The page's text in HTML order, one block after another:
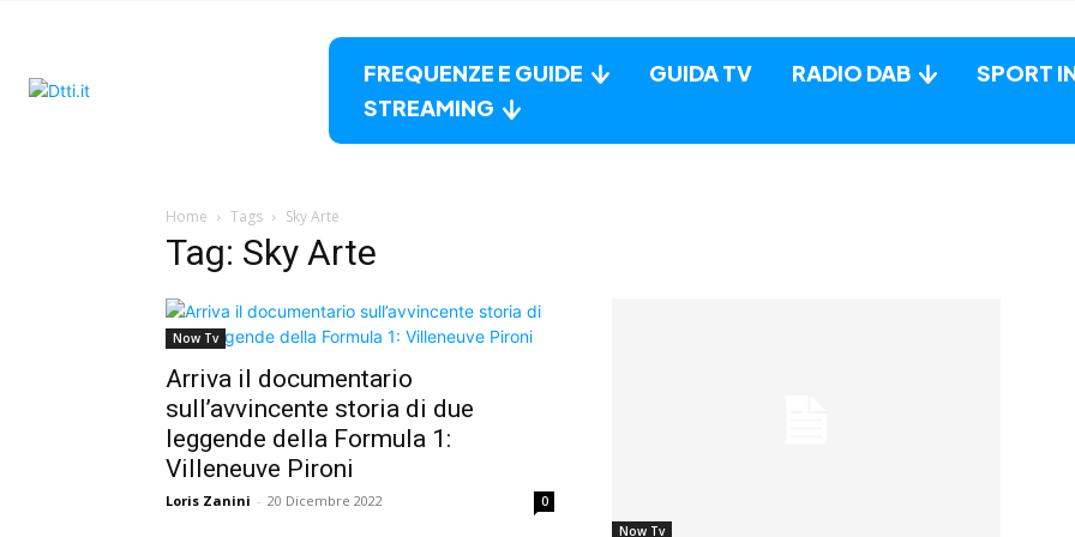
FREQUENZE E GUIDE GUIDA TV RADIO DAB SPORT
STREAMING
Home Tags Sky Arte
Tag: Sky Arte
Now Tv
Arriva il documentario
sull’avvincente storia di due
leggende della Formula 1:
Villeneuve Pironi
Loris Zanini - 20 Dicembre 2022
0
Now Tv